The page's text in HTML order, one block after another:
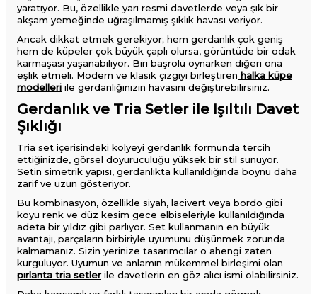
yaratıyor. Bu, özellikle yarı resmi davetlerde veya şık bir
akşam yemeğinde uğraşılmamış şıklık havası veriyor.
Ancak dikkat etmek gerekiyor; hem gerdanlık çok geniş
hem de küpeler çok büyük çaplı olursa, görüntüde bir odak
karmaşası yaşanabiliyor. Biri başrolü oynarken diğeri ona
eşlik etmeli. Modern ve klasik çizgiyi birleştiren halka küpe
modelleri ile gerdanlığınızın havasını değiştirebilirsiniz.
Gerdanlık ve Tria Setler ile Işıltılı Davet
Şıklığı
Tria set içerisindeki kolyeyi gerdanlık formunda tercih
ettiğinizde, görsel doyuruculuğu yüksek bir stil sunuyor.
Setin simetrik yapısı, gerdanlıkta kullanıldığında boynu daha
zarif ve uzun gösteriyor.
Bu kombinasyon, özellikle siyah, lacivert veya bordo gibi
koyu renk ve düz kesim gece elbiseleriyle kullanıldığında
adeta bir yıldız gibi parlıyor. Set kullanmanın en büyük
avantajı, parçaların birbiriyle uyumunu düşünmek zorunda
kalmamanız. Sizin yerinize tasarımcılar o ahengi zaten
kurguluyor. Uyumun ve anlamın mükemmel birleşimi olan
pırlanta tria setlerile davetlerin en göz alıcı ismi olabilirsiniz.